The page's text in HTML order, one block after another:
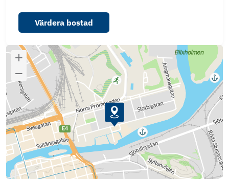
Värdera bostad